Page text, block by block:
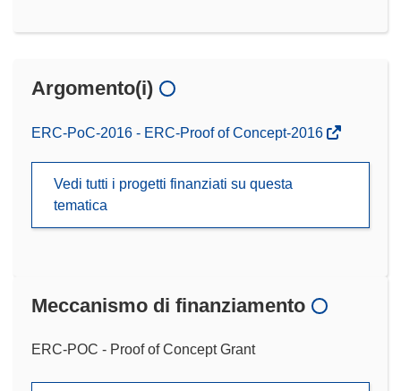
Argomento(i)
ERC-PoC-2016 - ERC-Proof of Concept-2016
Vedi tutti i progetti finanziati su questa
tematica
Meccanismo di finanziamento
ERC-POC - Proof of Concept Grant